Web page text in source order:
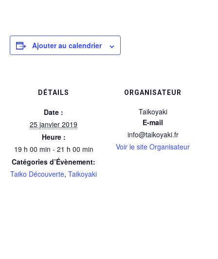
Ajouter au calendrier
DÉTAILS
Date :
25 janvier 2019
Heure :
19 h 00 min - 21 h 00 min
Catégories d’Évènement:
Taiko Découverte, Taikoyaki
ORGANISATEUR
Taikoyaki
E-mail
info@taikoyaki.fr
Voir le site Organisateur